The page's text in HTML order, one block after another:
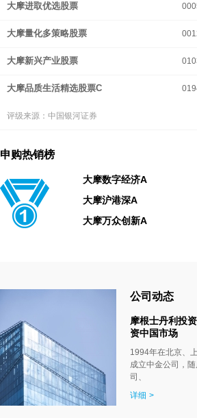
大摩进取优选股票
大摩量化多策略股票
大摩新兴产业股票
大摩品质生活精选股票C
评级来源：中国银河证券
申购热销榜
大摩数字经济A
大摩沪港深A
大摩万众创新A
公司动态
摩根士丹利投
资中国市场
1994年在北京、
成立中金公司，
司、
详细 >